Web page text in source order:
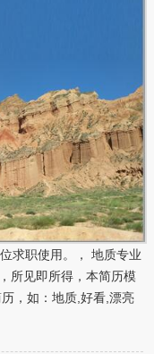
求职使用。， 地质专业
所见即所得，本简历模
，如：地质,好看,漂亮